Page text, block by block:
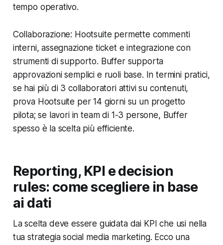
tempo operativo.
Collaborazione: Hootsuite permette commenti
interni, assegnazione ticket e integrazione con
strumenti di supporto. Buffer supporta
approvazioni semplici e ruoli base. In termini pratici,
se hai più di 3 collaboratori attivi su contenuti,
prova Hootsuite per 14 giorni su un progetto
pilota; se lavori in team di 1-3 persone, Buffer
spesso è la scelta più efficiente.
Reporting, KPI e decision
rules: come scegliere in base
ai dati
La scelta deve essere guidata dai KPI che usi nella
tua strategia social media marketing. Ecco una